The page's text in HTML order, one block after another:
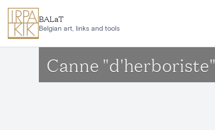
BALaT
Belgian art, links and tools
Canne "d'herboriste"